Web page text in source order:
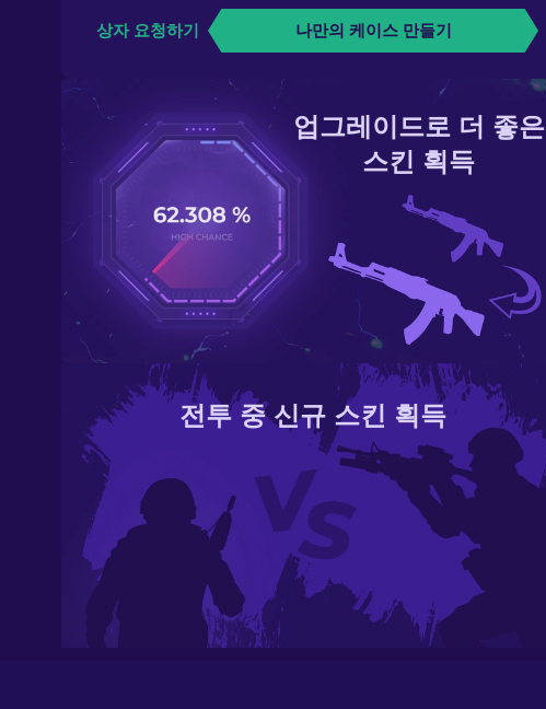
상자 요청하기 나만의 케이스 만들기
업그레이드로 더 좋은
스킨 획득
전투 중 신규 스킨 획득